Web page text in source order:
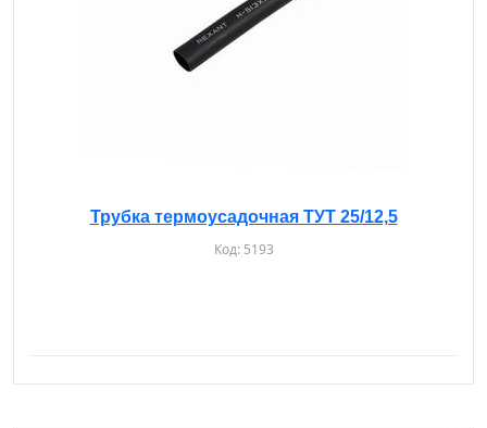
Трубка термоусадочная ТУТ 25/12,5
Код: 5193